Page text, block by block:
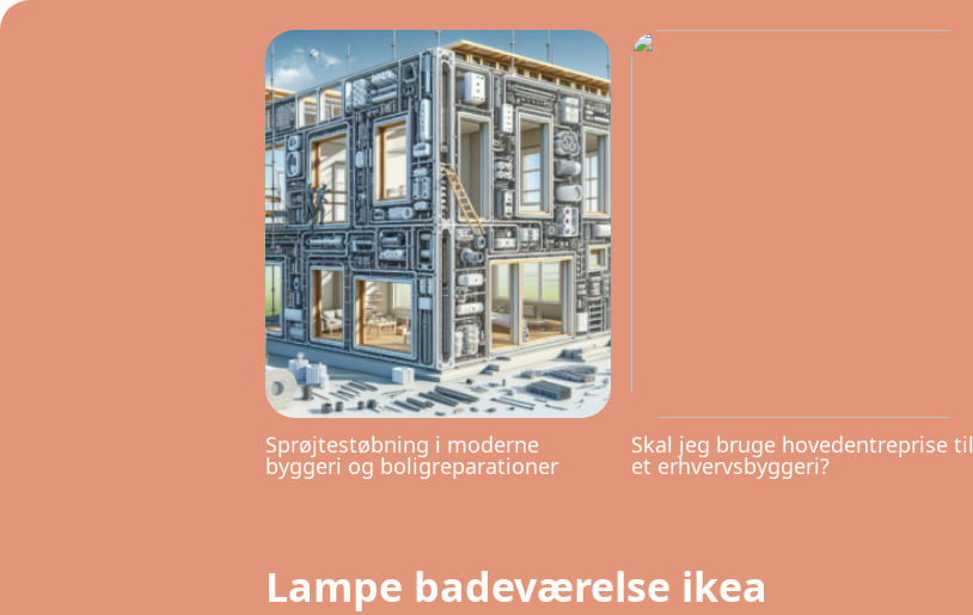
Sprøjtestøbning i moderne
byggeri og boligreparationer
Skal jeg bruge hovedentreprise til
et erhvervsbyggeri?
Lampe badeværelse ikea